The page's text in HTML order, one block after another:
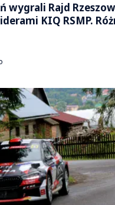
wygrali Rajd
KIQ RSMP.